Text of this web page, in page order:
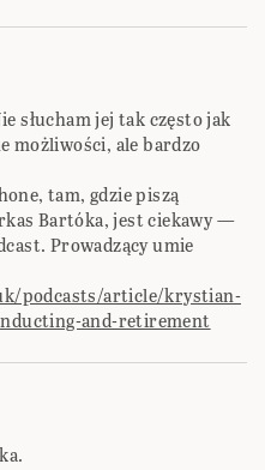
słucham jej tak często jak
możliwości, ale bardzo
tam, gdzie piszą
Bartóka, jest ciekawy —
Prowadzący umie
podcasts/article/krystian-
and-retirement